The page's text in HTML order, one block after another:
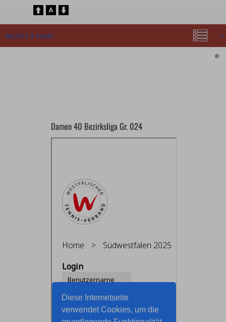
Damen 40 Bezirksliga Gr. 024